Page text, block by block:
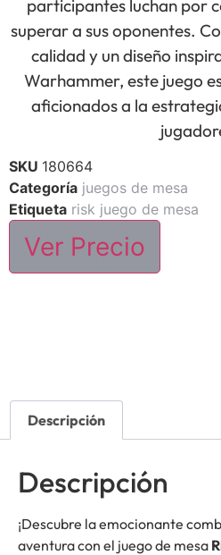
participantes luchan por
superar a sus oponentes.
calidad y un diseño
Warhammer, este juego
aficionados a la
SKU 180664
Categoría juegos de mesa
Etiqueta risk juego de mesa
Ver Precio
Descripción
Descripción
¡Descubre la emocionante
aventura con el juego de mesa